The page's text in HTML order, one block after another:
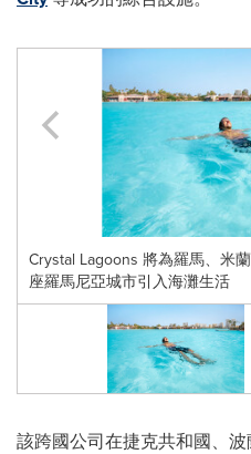
Crystal Lagoons 將為羅馬、米
座羅馬尼亞城市引入海灘生活
該跨國公司在捷克共和國、